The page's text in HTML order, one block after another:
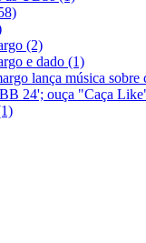
(2)
e dado (1)
lança música
24'; ouça "Caça